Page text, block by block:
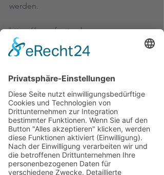
werden.
https://www.fasttrack-
notfall.com/2024/08/26/folge-67-humor-
im-notfall-und-die-wunderbare-welt-